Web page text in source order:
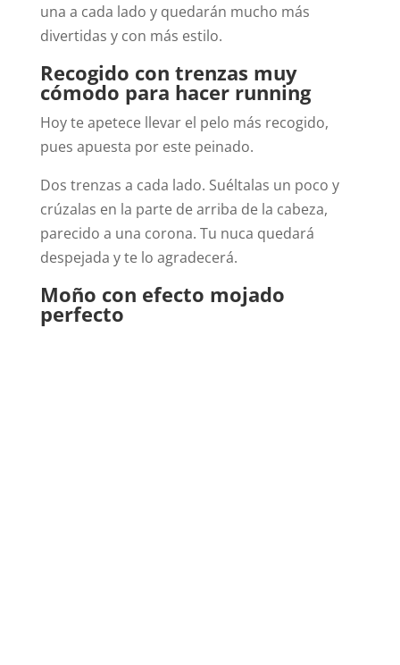
una a cada lado y quedarán mucho más
divertidas y con más estilo.
Recogido con trenzas muy
cómodo para hacer running
Hoy te apetece llevar el pelo más recogido,
pues apuesta por este peinado.
Dos trenzas a cada lado. Suéltalas un poco y
crúzalas en la parte de arriba de la cabeza,
parecido a una corona. Tu nuca quedará
despejada y te lo agradecerá.
Moño con efecto mojado
perfecto